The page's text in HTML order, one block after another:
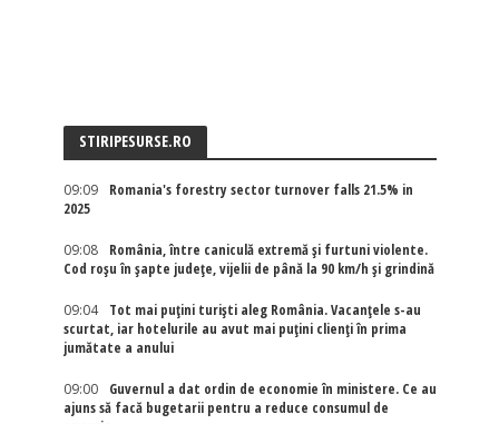
STIRIPESURSE.RO
09:09
Romania's forestry sector turnover falls 21.5% in
2025
09:08
România, între caniculă extremă și furtuni violente.
Cod roșu în șapte județe, vijelii de până la 90 km/h și grindină
09:04
Tot mai puțini turiști aleg România. Vacanțele s-au
scurtat, iar hotelurile au avut mai puțini clienți în prima
jumătate a anului
09:00
Guvernul a dat ordin de economie în ministere. Ce au
ajuns să facă bugetarii pentru a reduce consumul de